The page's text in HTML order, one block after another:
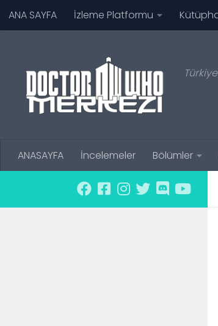
Skip to content
ANA SAYFA İzleme Platformu
ANASAYFA İncelemeler Bölümler